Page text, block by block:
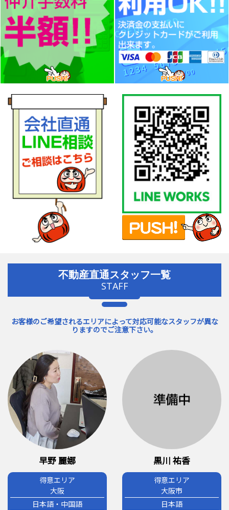
不動産直通スタッフ一覧
STAFF
お客様のご希望されるエリアによって対応可能なスタッフが異な
りますのでご注意下さい。
早野 麗娜
得意エリア
大阪
日本語・中国語
黒川 祐香
得意エリア
大阪市
日本語